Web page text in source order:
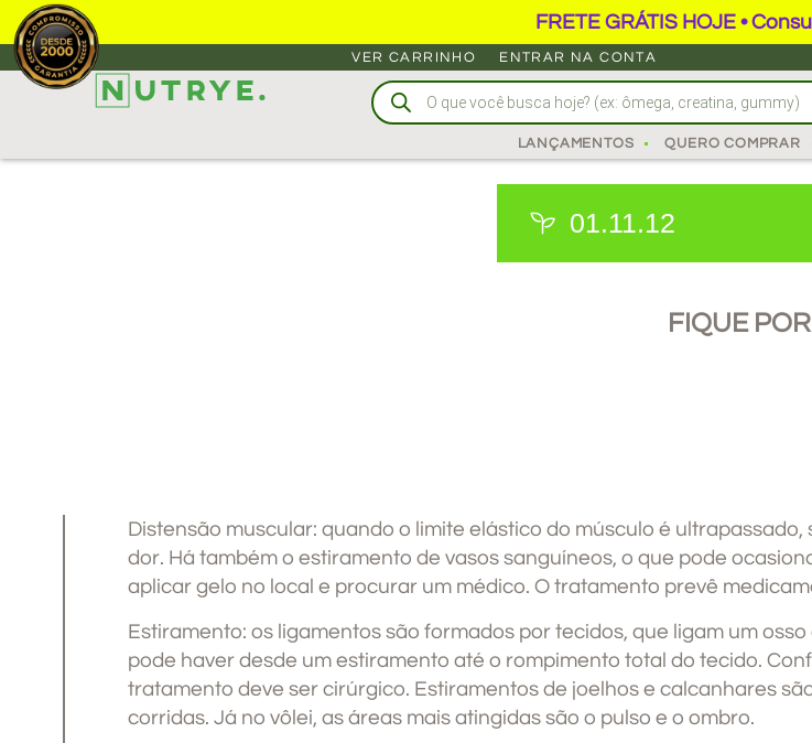
FRETE GRÁTIS HOJE •
VER CARRINHO ENTRAR NA CONTA
LANÇAMENTOS QUERO COMPRAR
01.11.12
FIQUE
Distensão muscular: quando o limite elástico do músculo é
dor. Há também o estiramento de vasos sanguíneos, o que pode
aplicar gelo no local e procurar um médico. O tratamento prevê
Estiramento: os ligamentos são formados por tecidos, que ligam um
pode haver desde um estiramento até o rompimento total do tecido.
tratamento deve ser cirúrgico. Estiramentos de joelhos e calcanhares
corridas. Já no vôlei, as áreas mais atingidas são o pulso e o ombro.